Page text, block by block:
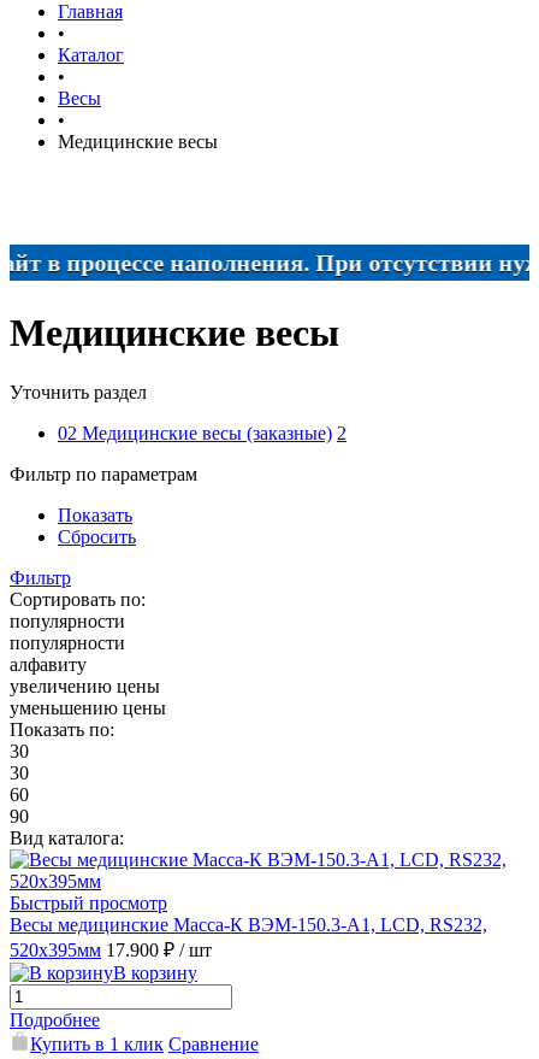
Главная
•
Каталог
•
Весы
•
Медицинские весы
процессе наполнения. При отсутствии
Медицинские весы
Уточнить раздел
02 Медицинские весы (заказные) 2
Фильтр по параметрам
Показать
Сбросить
Фильтр
Сортировать по:
популярности
популярности
алфавиту
увеличению цены
уменьшению цены
Показать по:
30
30
60
90
Вид каталога:
Быстрый просмотр
Весы медицинские Масса-К ВЭМ-150.3-A1, LCD, RS232,
520х395мм 17.900 ₽ / шт
В корзину
Подробнее
Купить в 1 клик Сравнение